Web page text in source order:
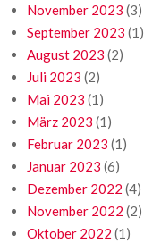
November 2023 (3)
September 2023 (1)
August 2023 (2)
Juli 2023 (2)
Mai 2023 (1)
März 2023 (1)
Februar 2023 (1)
Januar 2023 (6)
Dezember 2022 (4)
November 2022 (2)
Oktober 2022 (1)